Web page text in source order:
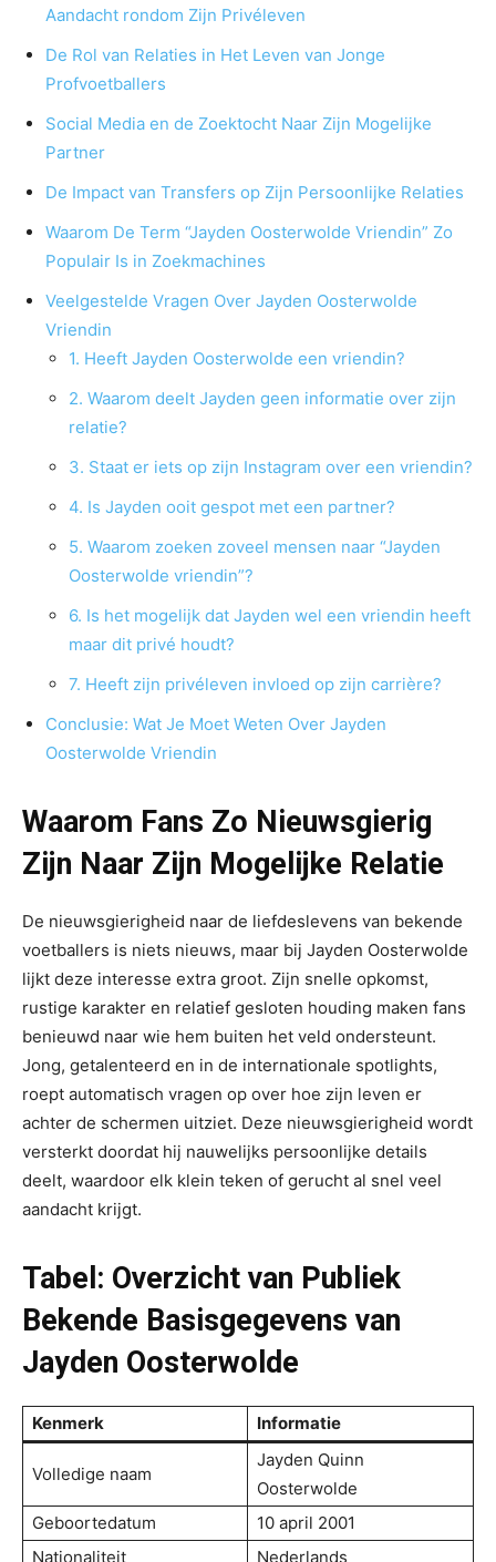
Aandacht rondom Zijn Privéleven
De Rol van Relaties in Het Leven van Jonge
Profvoetballers
Social Media en de Zoektocht Naar Zijn Mogelijke
Partner
De Impact van Transfers op Zijn Persoonlijke Relaties
Waarom De Term “Jayden Oosterwolde Vriendin” Zo
Populair Is in Zoekmachines
Veelgestelde Vragen Over Jayden Oosterwolde
Vriendin
1. Heeft Jayden Oosterwolde een vriendin?
2. Waarom deelt Jayden geen informatie over zijn
relatie?
3. Staat er iets op zijn Instagram over een vriendin?
4. Is Jayden ooit gespot met een partner?
5. Waarom zoeken zoveel mensen naar “Jayden
Oosterwolde vriendin”?
6. Is het mogelijk dat Jayden wel een vriendin heeft
maar dit privé houdt?
7. Heeft zijn privéleven invloed op zijn carrière?
Conclusie: Wat Je Moet Weten Over Jayden
Oosterwolde Vriendin
Waarom Fans Zo Nieuwsgierig
Zijn Naar Zijn Mogelijke Relatie
De nieuwsgierigheid naar de liefdeslevens van bekende
voetballers is niets nieuws, maar bij Jayden Oosterwolde
lijkt deze interesse extra groot. Zijn snelle opkomst,
rustige karakter en relatief gesloten houding maken fans
benieuwd naar wie hem buiten het veld ondersteunt.
Jong, getalenteerd en in de internationale spotlights,
roept automatisch vragen op over hoe zijn leven er
achter de schermen uitziet. Deze nieuwsgierigheid wordt
versterkt doordat hij nauwelijks persoonlijke details
deelt, waardoor elk klein teken of gerucht al snel veel
aandacht krijgt.
Tabel: Overzicht van Publiek
Bekende Basisgegevens van
Jayden Oosterwolde
Kenmerk Informatie
Volledige naam
Jayden Quinn
Oosterwolde
Geboortedatum
10 april 2001
Nationaliteit
Nederlands